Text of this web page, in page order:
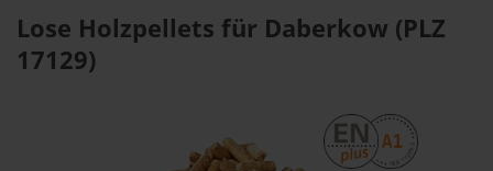
Lose Holzpellets für Daberkow (PLZ
17129)